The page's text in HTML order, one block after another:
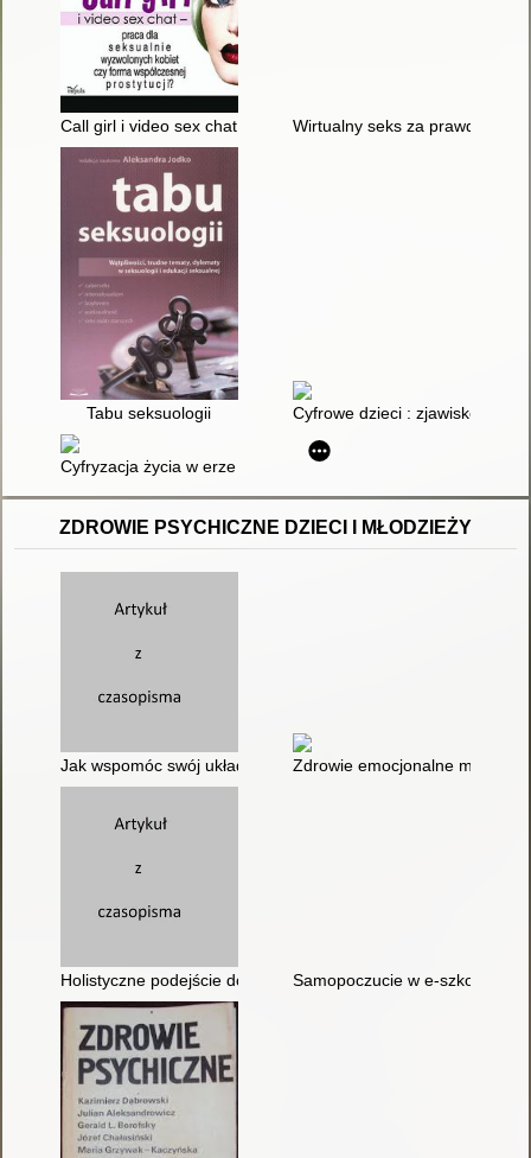
Call girl i video sex chat - praca dla wyzwolonych seksualnie
Wirtualny seks za prawdziwe
Tabu seksuologii Cyfrowe dzieci : zjawisko,
Cyfryzacja życia w erze Big Data : człowiek, biznes, państwo
ZDROWIE PSYCHICZNE DZIECI I MŁODZIEŻY
Jak wspomóc swój układ nerwowy i ciało w radzeniu sobie z
Zdrowie emocjonalne
Holistyczne podejście do ochrony zdrowia psychicznego w
Samopoczucie w e-szkole i